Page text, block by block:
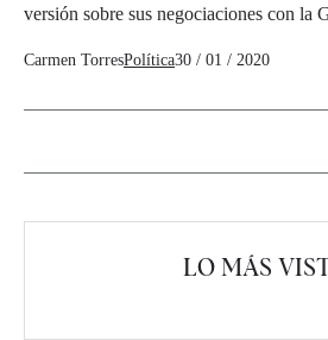
versión sobre sus negociaciones con
Carmen TorresPolítica30 / 01 / 2020
LO MÁS